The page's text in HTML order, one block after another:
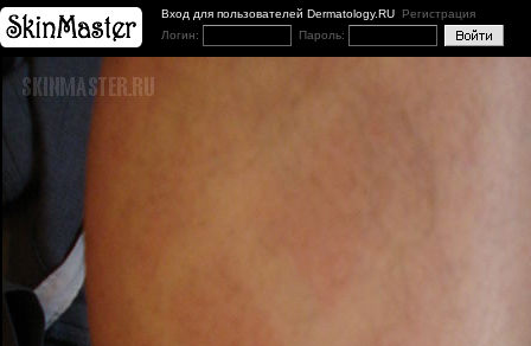
Вход для пользователей Dermatology.RU Регистрация
Логин:
Пароль: